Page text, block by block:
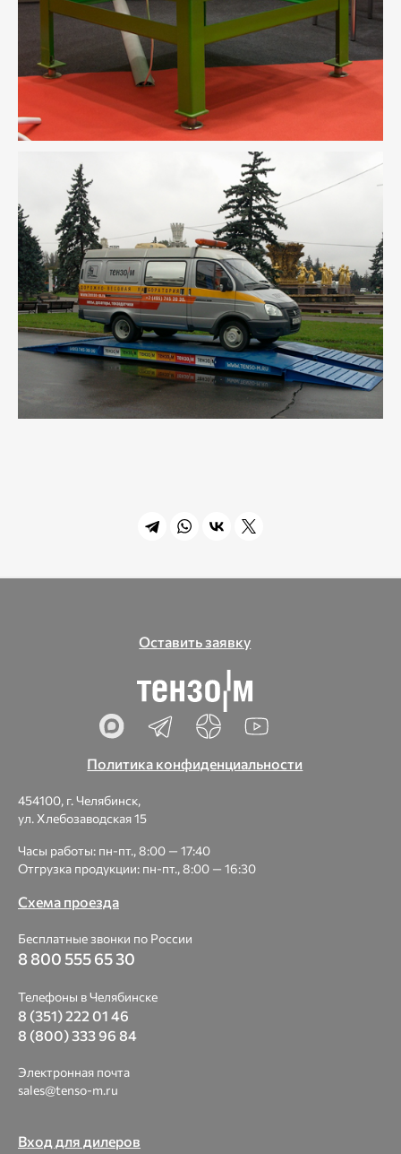
Оставить заявку
Политика конфиденциальности
454100, г. Челябинск,
ул. Хлебозаводская 15
Часы работы: пн-пт., 8:00 — 17:40
Отгрузка продукции: пн-пт., 8:00 — 16:30
Схема проезда
Бесплатные звонки по России
8 800 555 65 30
Телефоны в Челябинске
8 (351) 222 01 46
8 (800) 333 96 84
Электронная почта
sales@tenso-m.ru
Вход для дилеров